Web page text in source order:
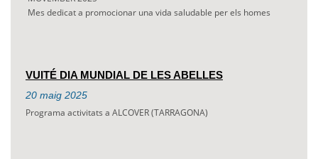
Mes dedicat a promocionar una vida saludable per els homes
VUITÉ DIA MUNDIAL DE LES ABELLES
20 maig 2025
Programa activitats a ALCOVER (TARRAGONA)